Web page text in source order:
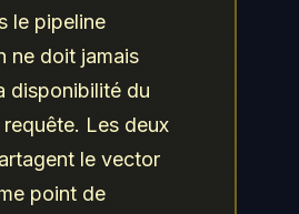
le pipeline
ne doit jamais
disponibilité du
Les deux
le vector
point de